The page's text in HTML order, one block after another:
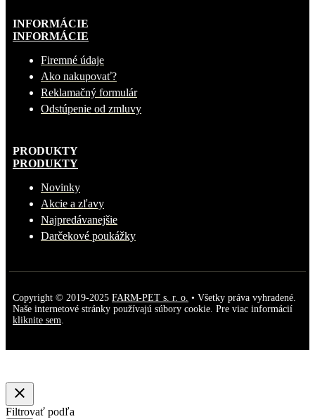
INFORMÁCIE
INFORMÁCIE
Firemné údaje
Ako nakupovať?
Reklamačný formulár
Odstúpenie od zmluvy
PRODUKTY
PRODUKTY
Novinky
Akcie a zľavy
Najpredávanejšie
Darčekové poukážky
Copyright © 2019-2025 FARM-PET s. r. o. • Všetky práva vyhradené.
Naše internetové stránky používajú súbory cookie. Pre viac informácií
kliknite sem
close
Filtrovať podľa